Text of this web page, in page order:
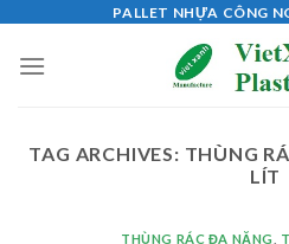
content
PALLET NHỰA CÔNG
TAG ARCHIVES: THÙNG
LÍT
THÙNG RÁC ĐA NĂNG